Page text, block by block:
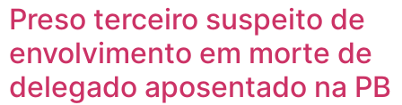
Preso terceiro suspeito de
envolvimento em morte de
delegado aposentado na PB